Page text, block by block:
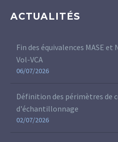
ACTUALITÉS
Fin des équivalences MASE et
Vol-VCA
06/07/2026
Définition des périmètres de
d'échantillonnage
02/07/2026